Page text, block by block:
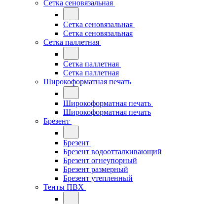
Сетка сеновязальная
Сетка сеновязальная
Сетка сеновязальная
Сетка паллетная
Сетка паллетная
Сетка паллетная
Широкоформатная печать
Широкоформатная печать
Широкоформатная печать
Брезент
Брезент
Брезент водоотталкивающий
Брезент огнеупорный
Брезент размерный
Брезент утепленный
Тенты ПВХ